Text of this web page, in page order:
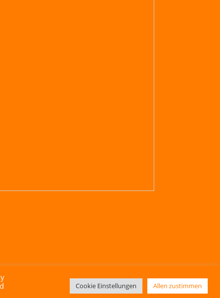
Cookie Einstellungen Allen zustimmen